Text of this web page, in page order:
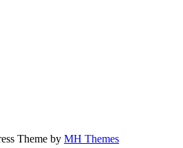
Theme by MH Themes